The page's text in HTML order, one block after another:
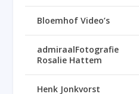
Bloemhof Video’s
admiraalFotografie
Rosalie Hattem
Henk Jonkvorst